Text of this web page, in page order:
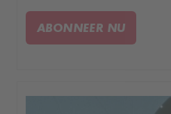
de aarde worden bekeken.
ABONNEER NU